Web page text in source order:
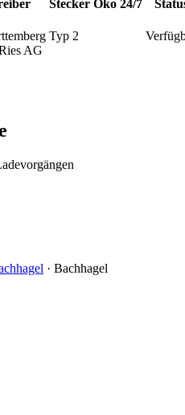
Stecker Öko 24/7
AG
Typ 2
· Bachhagel